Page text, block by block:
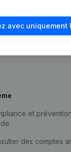
avec
et
des comptes